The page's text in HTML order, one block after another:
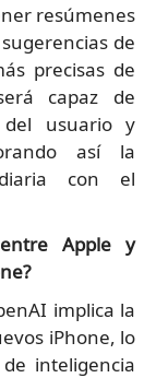
resúmenes
de
precisas de
capaz de
del usuario y
así la
con el
Apple y
implica la
iPhone, lo
inteligencia